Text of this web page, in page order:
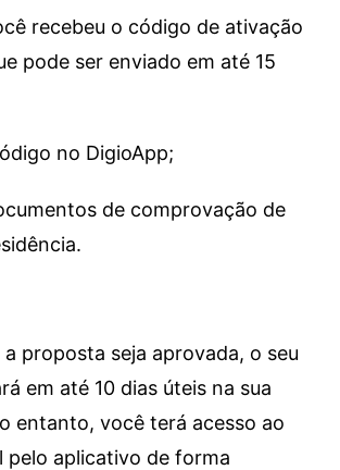
recebeu o código de ativação
pode ser enviado em até 15
no DigioApp;
de comprovação de
proposta seja aprovada, o seu
em até 10 dias úteis na sua
entanto, você terá acesso ao
pelo aplicativo de forma